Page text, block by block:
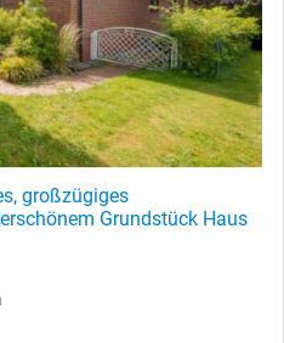
großzügiges
Grundstück Haus